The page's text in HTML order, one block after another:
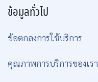
ข้อมูลทั่วไป
ข้อตกลงการใช้บริการ
คุณภาพการบริการของเรา